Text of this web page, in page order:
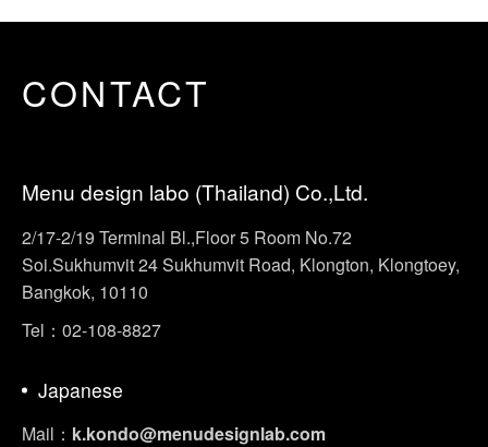
CONTACT
Menu design labo (Thailand) Co.,Ltd.
2/17-2/19 Terminal Bl.,Floor 5 Room No.72
Soi.Sukhumvit 24 Sukhumvit Road, Klongton, Klongtoey,
Bangkok, 10110
Tel：02-108-8827
Japanese
Mail： k.kondo@menudesignlab.com